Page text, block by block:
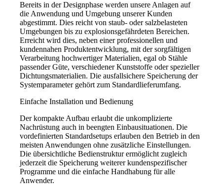
Bereits in der Designphase werden unsere Anlagen auf
die Anwendung und Umgebung unserer Kunden
abgestimmt. Dies reicht von staub- oder salzbelasteten
Umgebungen bis zu explosionsgefährdeten Bereichen.
Erreicht wird dies, neben einer professionellen und
kundennahen Produktentwicklung, mit der sorgfältigen
Verarbeitung hochwertiger Materialien, egal ob Stähle
passender Güte, verschiedener Kunststoffe oder spezieller
Dichtungsmaterialien. Die ausfallsichere Speicherung der
Systemparameter gehört zum Standardlieferumfang.
Einfache Installation und Bedienung
Der kompakte Aufbau erlaubt die unkomplizierte
Nachrüstung auch in beengten Einbausituationen. Die
vordefinierten Standardsetups erlauben den Betrieb in den
meisten Anwendungen ohne zusätzliche Einstellungen.
Die übersichtliche Bedienstruktur ermöglicht zugleich
jederzeit die Speicherung weiterer kundenspezifischer
Programme und die einfache Handhabung für alle
Anwender.